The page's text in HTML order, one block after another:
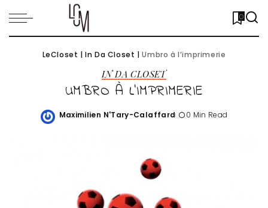
0
LeCloset |In Da Closet |Umbro à l’imprimerie
IN DA CLOSET
UMBRO À L’IMPRIMERIE
Posted
Maximilien N'Tary-Calaffard 0 Min Read